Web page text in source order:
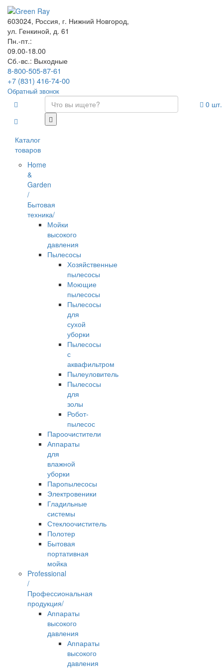
603024, Россия, г. Нижний Новгород,
ул. Генкиной, д. 61
Пн.-пт.:
09.00-18.00
Сб.-вс.: Выходные
8-800-505-87-61
+7 (831) 416-74-00
Обратный звонок
Каталог
товаров
Home
&
Garden
/
Бытовая
техника/
Мойки
высокого
давления
Пылесосы
Хозяйственные
пылесосы
Моющие
пылесосы
Пылесосы
для
сухой
уборки
Пылесосы
с
аквафильтром
Пылеуловитель
Пылесосы
для
золы
Робот-
пылесос
Пароочистители
Аппараты
для
влажной
уборки
Паропылесосы
Электровеники
Гладильные
системы
Стеклоочиститель
Полотер
Бытовая
портативная
мойка
Professional
/
Профессиональная
продукция/
Аппараты
высокого
давления
Аппараты
высокого
давления
0